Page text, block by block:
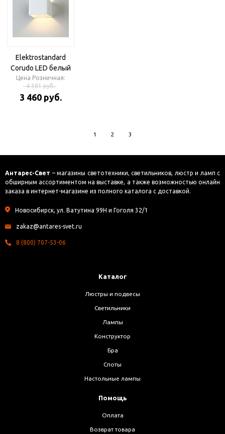
Elektrostandard
Corudo LED белый
(MRL LED 1060)
Цена Розничная:
4 381 руб.
3 460 руб.
1 2 3
Антарес-Свет – магазины светотехники, светильников, люстр и ламп с
обширным ассортиментом на выставке, а также возможностью онлайн
заказа в интернет-магазине из полного каталога с доставкой.
Новосибирск, ул. Ватутина 99Н и Гоголя 32/1
zakaz@antares-svet.ru
8 (800) 707-53-06
Каталог
Люстры и подвесы
Светильники
Лампы
Конструктор
Бра
Споты
Настольные лампы
Помощь
Оплата
Возврат товара